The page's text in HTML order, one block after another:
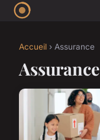
Accueil › Assurance
Assurance